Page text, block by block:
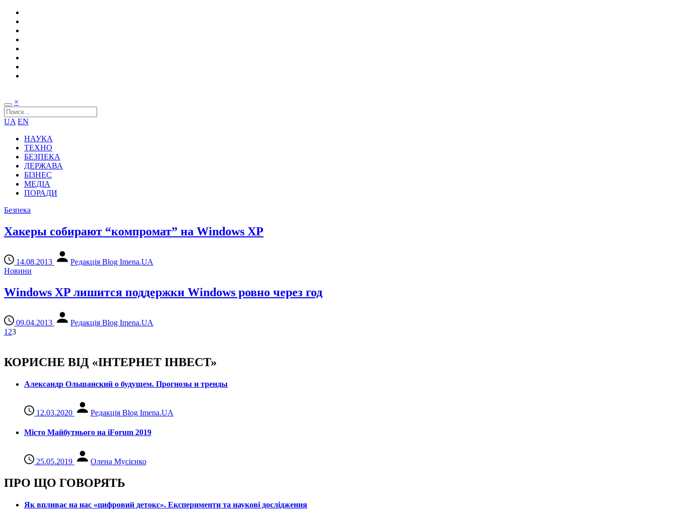
×
UA EN
НАУКА
ТЕХНО
БЕЗПЕКА
ДЕРЖАВА
БІЗНЕС
МЕДІА
ПОРАДИ
Безпека
Хакеры собирают “компромат” на Windows XP
14.08.2013
Редакція Blog Imena.UA
Новини
Windows XP лишится поддержки Windows ровно через год
09.04.2013
Редакція Blog Imena.UA
1 23
КОРИСНЕ ВІД «ІНТЕРНЕТ ІНВЕСТ»
Александр Ольшанский о будущем. Прогнозы и тренды
12.03.2020 Редакція Blog Imena.UA
Місто Майбутнього на iForum 2019
25.05.2019 Олена Мусієнко
ПРО ЩО ГОВОРЯТЬ
Як впливає на нас «цифровий детокс». Експерименти та наукові дослідження